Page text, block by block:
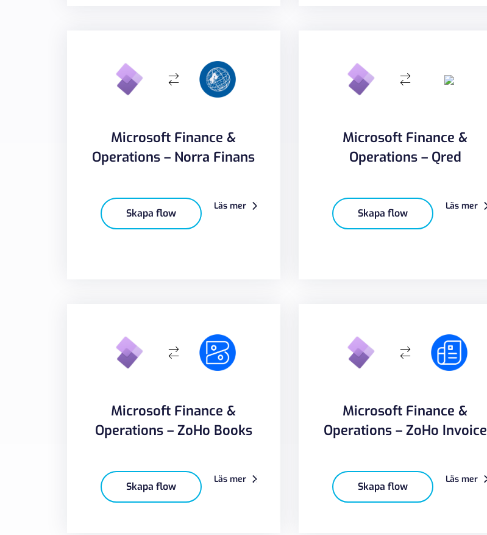
Microsoft Finance &
Operations – Norra Finans
Skapa flow
Läs mer
Microsoft Finance &
Operations – Qred
Skapa flow
Läs mer
Microsoft Finance &
Operations – ZoHo Books
Skapa flow
Läs mer
Microsoft Finance &
Operations – ZoHo Invoice
Skapa flow
Läs mer